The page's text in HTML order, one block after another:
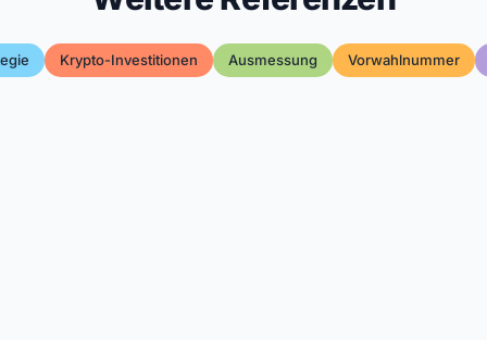
Krypto-Investitionen Ausmessung Vorwahlnummer